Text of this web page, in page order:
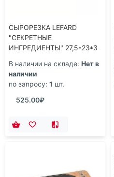
СЫРОРЕЗКА LEFARD
"СЕКРЕТНЫЕ
ИНГРЕДИЕНТЫ" 27,5*23*3
(КОР=12ШТ.)
В наличии на складе: Нет в
наличии
по запросу: 1 шт.
525.00₽